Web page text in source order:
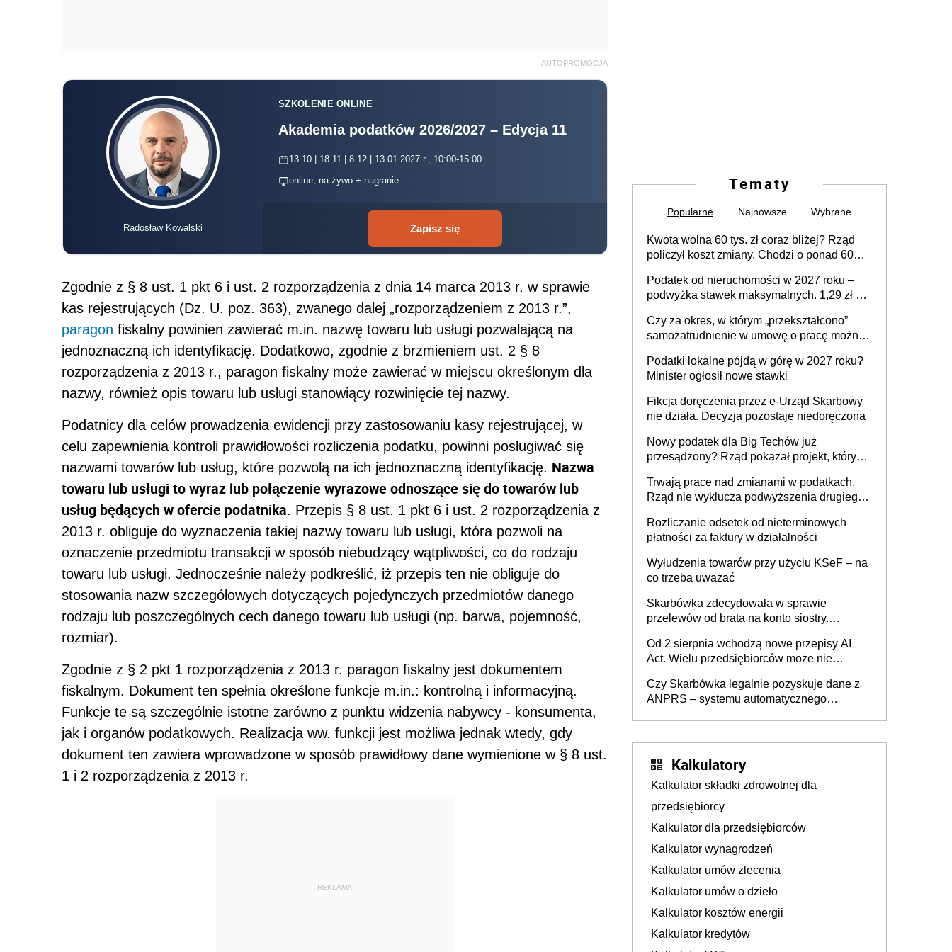
AUTOPROMOCJA
Radosław Kowalski
SZKOLENIE ONLINE
Akademia podatków 2026/2027 – Edycja 11
13.10 | 18.11 | 8.12 | 13.01.2027 r., 10:00-15:00
online, na żywo + nagranie
Zapisz się
Zgodnie z § 8 ust. 1 pkt 6 i ust. 2 rozporządzenia z dnia 14 marca 2013 r. w sprawie
kas rejestrujących (Dz. U. poz. 363), zwanego dalej „rozporządzeniem z 2013 r.”,
paragon fiskalny powinien zawierać m.in. nazwę towaru lub usługi pozwalającą na
jednoznaczną ich identyfikację. Dodatkowo, zgodnie z brzmieniem ust. 2 § 8
rozporządzenia z 2013 r., paragon fiskalny może zawierać w miejscu określonym dla
nazwy, również opis towaru lub usługi stanowiący rozwinięcie tej nazwy.
Podatnicy dla celów prowadzenia ewidencji przy zastosowaniu kasy rejestrującej, w
celu zapewnienia kontroli prawidłowości rozliczenia podatku, powinni posługiwać się
nazwami towarów lub usług, które pozwolą na ich jednoznaczną identyfikację. Nazwa
towaru lub usługi to wyraz lub połączenie wyrazowe odnoszące się do towarów lub
usług będących w ofercie podatnika. Przepis § 8 ust. 1 pkt 6 i ust. 2 rozporządzenia z
2013 r. obliguje do wyznaczenia takiej nazwy towaru lub usługi, która pozwoli na
oznaczenie przedmiotu transakcji w sposób niebudzący wątpliwości, co do rodzaju
towaru lub usługi. Jednocześnie należy podkreślić, iż przepis ten nie obliguje do
stosowania nazw szczegółowych dotyczących pojedynczych przedmiotów danego
rodzaju lub poszczególnych cech danego towaru lub usługi (np. barwa, pojemność,
rozmiar).
Zgodnie z § 2 pkt 1 rozporządzenia z 2013 r. paragon fiskalny jest dokumentem
fiskalnym. Dokument ten spełnia określone funkcje m.in.: kontrolną i informacyjną.
Funkcje te są szczególnie istotne zarówno z punktu widzenia nabywcy - konsumenta,
jak i organów podatkowych. Realizacja ww. funkcji jest możliwa jednak wtedy, gdy
dokument ten zawiera wprowadzone w sposób prawidłowy dane wymienione w § 8 ust.
1 i 2 rozporządzenia z 2013 r.
REKLAMA
Tematy
Popularne Najnowsze Wybrane
Kwota wolna 60 tys. zł coraz bliżej? Rząd
policzył koszt zmiany. Chodzi o ponad 60
Podatek od nieruchomości w 2027 roku –
podwyżka stawek maksymalnych. 1,29 zł za
budynków i lokali związanych z
prowadzeniem działalności gospodarczej
Czy za okres, w którym „przekształcono”
samozatrudnienie w umowę o pracę można
umowy cywilnoprawnej jedynym
racjonalnym wyjściem
Podatki lokalne pójdą w górę w 2027 roku?
Minister ogłosił nowe stawki
Fikcja doręczenia przez e-Urząd Skarbowy
nie działa. Decyzja pozostaje niedoręczona
Nowy podatek dla Big Techów już
przesądzony? Rząd pokazał projekt, który
Trwają prace nad zmianami w podatkach.
Rząd nie wyklucza podwyższenia drugiego
Rozliczanie odsetek od nieterminowych
płatności za faktury w działalności
Wyłudzenia towarów przy użyciu KSeF – na
co trzeba uważać
Skarbówka zdecydowała w sprawie
przelewów od brata na konto siostry.
darowizna, ale podatku jednak nie będzie
Od 2 sierpnia wchodzą nowe przepisy AI
Act. Wielu przedsiębiorców może nie
Czy Skarbówka legalnie pozyskuje dane z
ANPRS – systemu automatycznego
Kalkulatory
Kalkulator składki zdrowotnej dla
przedsiębiorcy
Kalkulator dla przedsiębiorców
Kalkulator wynagrodzeń
Kalkulator umów zlecenia
Kalkulator umów o dzieło
Kalkulator kosztów energii
Kalkulator kredytów